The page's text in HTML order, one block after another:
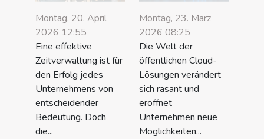
Montag, 20. April
2026 12:55
Eine effektive
Zeitverwaltung ist für
den Erfolg jedes
Unternehmens von
entscheidender
Bedeutung. Doch
die...
Montag, 23. März
2026 08:25
Die Welt der
öffentlichen Cloud-
Lösungen verändert
sich rasant und
eröffnet
Unternehmen neue
Möglichkeiten...